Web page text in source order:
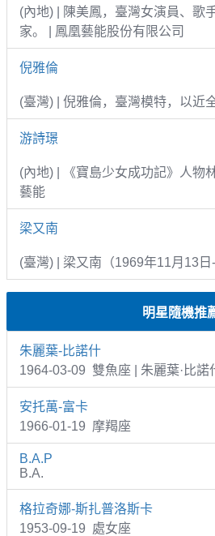
(內地) | 陳美鳳，臺灣女演員、歌
家。 | 鳳凰藝能股份有限公司
倪雅倫
(臺灣) | 倪雅倫，臺灣模特，以近
游詩璟
(內地) | 《寶島少女成功記》人物
藝能
梁又南
(臺灣) | 梁又南（1969年11月13
明星隨機推
朱麗葉-比諾什
1964-03-09 雙魚座 | 朱麗葉·比諾
安托萬-富卡
1966-01-19 摩羯座
B.A.P
B.A.
格拉奇娜-斯扎普洛斯卡
1953-09-19 處女座